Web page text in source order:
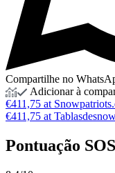
Compartilhe no
Adicionar à
€411,75 at
€411,75 at
Pontuação